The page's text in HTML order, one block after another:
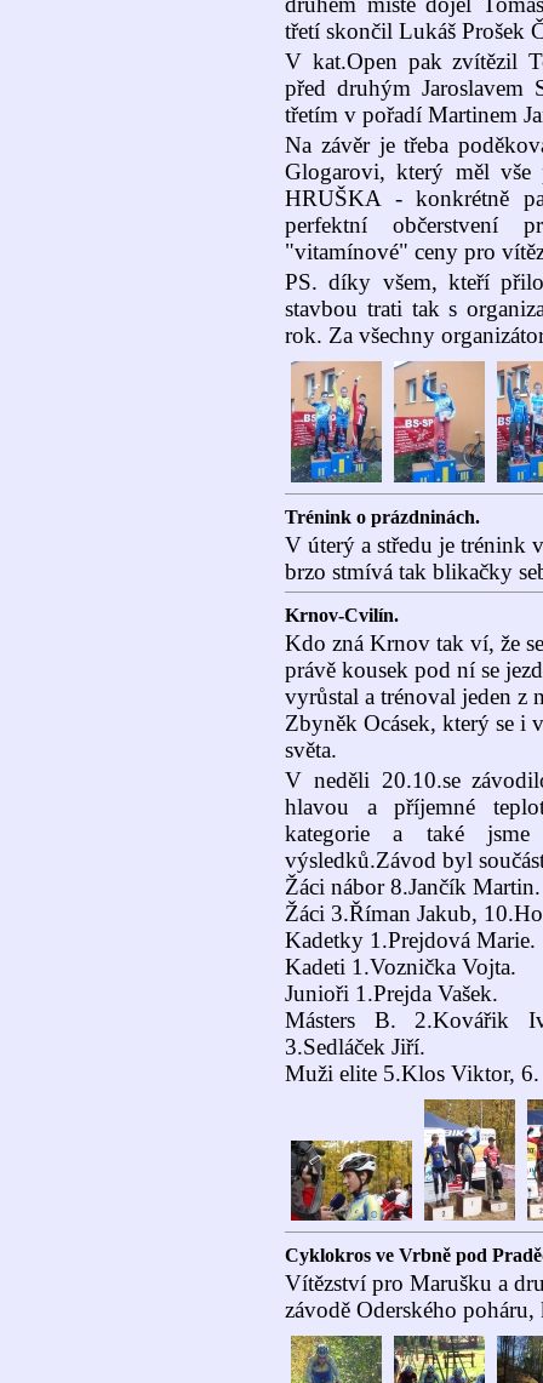
třetí skončil Lukáš Prošek
V kat.Open pak zvítězil
před druhým Jaroslavem
třetím v pořadí Martinem
Na závěr je třeba
Glogarovi, který měl
HRUŠKA - konkrétně
perfektní občerstvení
"vitamínové" ceny pro
PS. díky všem, kteří
stavbou trati tak s
rok. Za všechny
Trénink o prázdninách.
V úterý a středu je trénink
brzo stmívá tak blikačky
Krnov-Cvilín.
Kdo zná Krnov tak ví, že
právě kousek pod ní se
vyrůstal a trénoval jeden z
Zbyněk Ocásek, který se i
světa.
V neděli 20.10.se
hlavou a příjemné
kategorie a také
výsledků.Závod byl
Žáci nábor 8.Jančík Martin.
Žáci 3.Říman Jakub,
Kadetky 1.Prejdová Marie.
Kadeti 1.Voznička Vojta.
Junioři 1.Prejda Vašek.
Másters B. 2.Kovářik
3.Sedláček Jiří.
Muži elite 5.Klos Viktor, 6.
Cyklokros ve Vrbně pod
Vítězství pro Marušku a
závodě Oderského